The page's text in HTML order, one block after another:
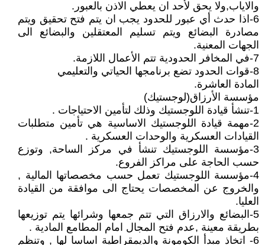
والاياب,ولا يحق لأحد ان يعطي الاذن بالعبور.
6-اذا حدث أي عبور للحدود يجب ان يتم فتح تحقيق ويتم
مصادرة البضائع ويتم تسليم المعتقلين والبضائع الى
الجهات المعنية.
7-في المخافر الحدودية تتم الأعمال اللازمة.
8-قوات الحدود تضع برنامجها الحياتي والتعليمي
المادة العاشرة.
مؤسسة الأرزاق(لوجستيك)
1-تنشأ قيادة اللوجستيك وذلك لتأمين الاحتياجات .
2-مهمة قيادة اللوجستيك الاساسية هي تأمين متطلبات
القيادات العسكرية والوحدات العسكرية .
3-مؤسسة اللوجستيك تنشأ في مركز الساحة, وتوزع
حسب الحاجة على مراكز الفروع.
4-مؤسسة اللوجستيك تعمل حسب مخصصاتها المالية ,
والخروج عن المخصصات يحتاج الى موافقة من القيادة
العليا.
5-البضائع والارزاق التي تتم جمعها وشرائها يتم توزيعها
بطريقة معينة ,عدم فتح المجال امام المطامع المادية .
6- اتخاذ مبدأ الكومونة والديمقراطية اساسا لها , وتنظم